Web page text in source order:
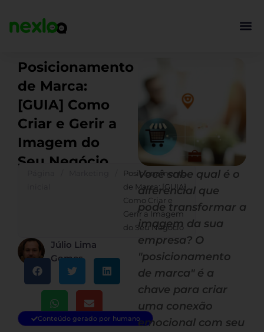
para
Posicionamento
de Marca:
[GUIA] Como
Criar e Gerir a
Imagem do
Seu Negócio
Posicionamento
de Marca: [GUIA]
Como Criar e
Gerir a Imagem
do Seu Negócio
Júlio Lima
Gomes
Conteúdo gerado por humano
Você sabe qual é o
diferencial que
pode transformar a
imagem da sua
empresa? O
"posicionamento
de marca" é a
chave para criar
uma conexão
emocional com seu